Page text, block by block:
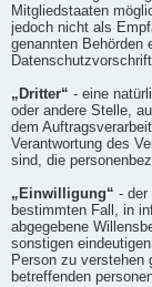
Mitgliedstaaten
jedoch nicht als
genannten Behörden
„Dritter“ - eine
oder andere Stelle,
dem
Verantwortung des
sind, die
„Einwilligung“ - der
bestimmten Fall, in
abgegebene
sonstigen
Person zu verstehen
betreffenden